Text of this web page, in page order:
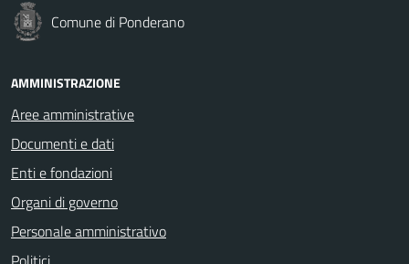
Comune di Ponderano
AMMINISTRAZIONE
Aree amministrative
Documenti e dati
Enti e fondazioni
Organi di governo
Personale amministrativo